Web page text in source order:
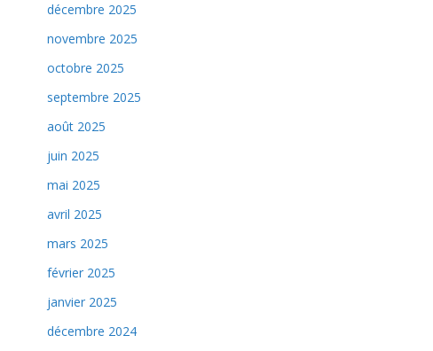
décembre 2025
novembre 2025
octobre 2025
septembre 2025
août 2025
juin 2025
mai 2025
avril 2025
mars 2025
février 2025
janvier 2025
décembre 2024